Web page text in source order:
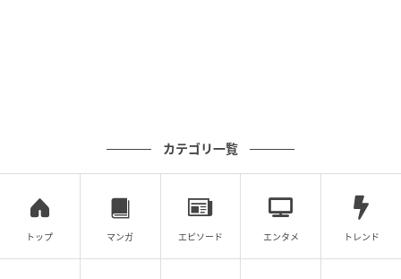
カテゴリ一覧
トップ マンガ エピソード エンタメ トレンド